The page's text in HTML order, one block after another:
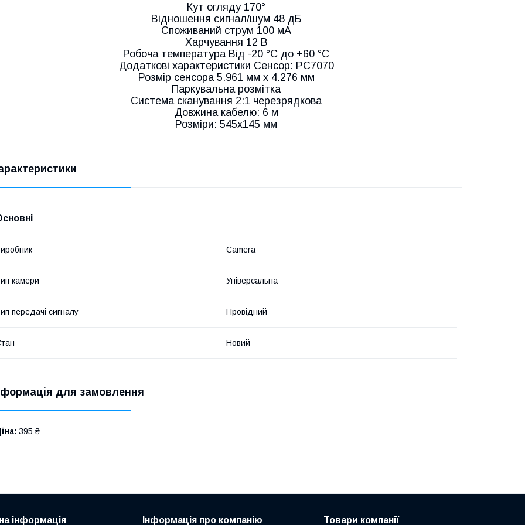
Кут огляду 170°
Відношення сигнал/шум 48 дБ
Споживаний струм 100 мА
Харчування 12 В
Робоча температура Від -20 °C до +60 °C
Додаткові характеристики Сенсор: РС7070
Розмір сенсора 5.961 мм х 4.276 мм
Паркувальна розмітка
Система сканування 2:1 черезрядкова
Довжина кабелю: 6 м
Розміри: 545х145 мм
Camera
камери Універсальна
передачі сигналу Провідний
Новий
для замовлення
395 ₴
інформація Інформація про компанію Товари компанії